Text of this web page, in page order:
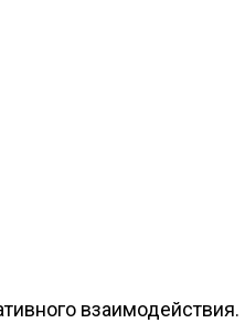
взаимодействия.